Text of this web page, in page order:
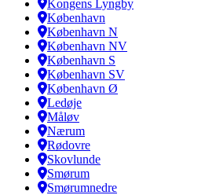
Kongens Lyngby
København
København N
København NV
København S
København SV
København Ø
Ledøje
Måløv
Nærum
Rødovre
Skovlunde
Smørum
Smørumnedre